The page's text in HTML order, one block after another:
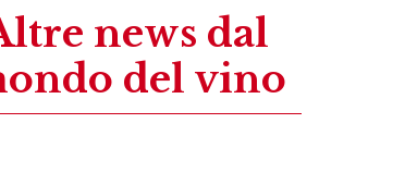
news dal
del vino